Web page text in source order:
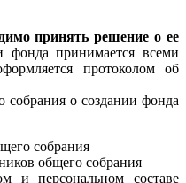
принять решение о ее
фонда принимается всеми
протоколом об
о создании фонда
собрания
общего собрания
и персональном составе